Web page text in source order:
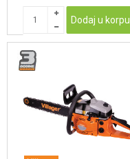
Dodaj u korpu